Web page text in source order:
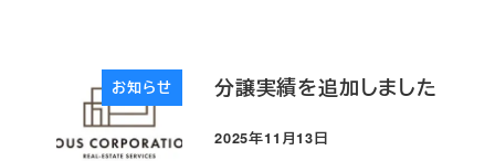
お知らせ 分譲実績を追加しました
投稿日
2025年11月13日